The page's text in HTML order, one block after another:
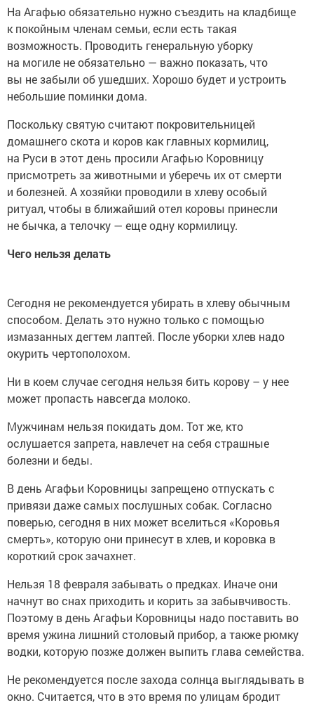
На Агафью обязательно нужно съездить на кладбище
к покойным членам семьи, если есть такая
возможность. Проводить генеральную уборку
на могиле не обязательно — важно показать, что
вы не забыли об ушедших. Хорошо будет и устроить
небольшие поминки дома.
Поскольку святую считают покровительницей
домашнего скота и коров как главных кормилиц,
на Руси в этот день просили Агафью Коровницу
присмотреть за животными и уберечь их от смерти
и болезней. А хозяйки проводили в хлеву особый
ритуал, чтобы в ближайший отел коровы принесли
не бычка, а телочку — еще одну кормилицу.
Чего нельзя делать
Сегодня не рекомендуется убирать в хлеву обычным
способом. Делать это нужно только с помощью
измазанных дегтем лаптей. После уборки хлев надо
окурить чертополохом.
Ни в коем случае сегодня нельзя бить корову – у нее
может пропасть навсегда молоко.
Мужчинам нельзя покидать дом. Тот же, кто
ослушается запрета, навлечет на себя страшные
болезни и беды.
В день Агафьи Коровницы запрещено отпускать с
привязи даже самых послушных собак. Согласно
поверью, сегодня в них может вселиться «Коровья
смерть», которую они принесут в хлев, и коровка в
короткий срок зачахнет.
Нельзя 18 февраля забывать о предках. Иначе они
начнут во снах приходить и корить за забывчивость.
Поэтому в день Агафьи Коровницы надо поставить во
время ужина лишний столовый прибор, а также рюмку
водки, которую позже должен выпить глава семейства.
Не рекомендуется после захода солнца выглядывать в
окно. Считается, что в это время по улицам бродит